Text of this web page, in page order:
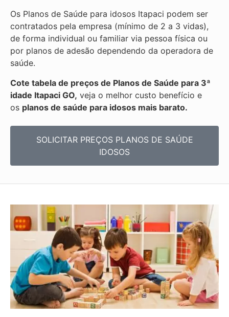
Os Planos de Saúde para idosos Itapaci podem ser
contratados pela empresa (mínimo de 2 a 3 vidas),
de forma individual ou familiar via pessoa física ou
por planos de adesão dependendo da operadora de
saúde.
Cote tabela de preços de Planos de Saúde para 3ª
idade Itapaci GO, veja o melhor custo benefício e
os planos de saúde para idosos mais barato.
SOLICITAR PREÇOS PLANOS DE SAÚDE
IDOSOS